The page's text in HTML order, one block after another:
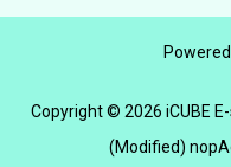
Copyright © 2026 iCUBE
(Modified)